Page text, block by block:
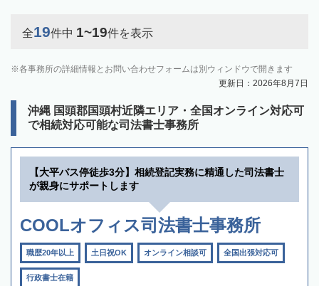
全19件中 1~19件を表示
各事務所の詳細情報とお問い合わせフォームは別ウィンドウで開きます
更新日：2026年8月7日
沖縄 国頭郡国頭村近隣エリア・全国オンライン対応可
で相続対応可能な司法書士事務所
【大平バス停徒歩3分】相続登記実務に精通した司法書士
が親身にサポートします
COOLオフィス司法書士事務所
職歴20年以上 土日祝OK オンライン相談可 全国出張対応可
行政書士在籍